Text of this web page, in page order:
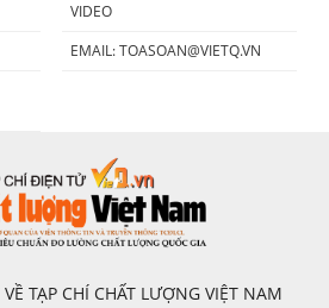
VIDEO
EMAIL:TOASOAN@VIETQ.VN
TẠP CHÍ CHẤT LƯỢNG VIỆT NAM